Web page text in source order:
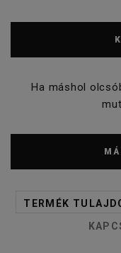
Ha máshol
TERMÉK